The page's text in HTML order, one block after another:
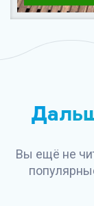
Вы ещё не